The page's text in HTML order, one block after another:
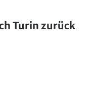
Turin zurück